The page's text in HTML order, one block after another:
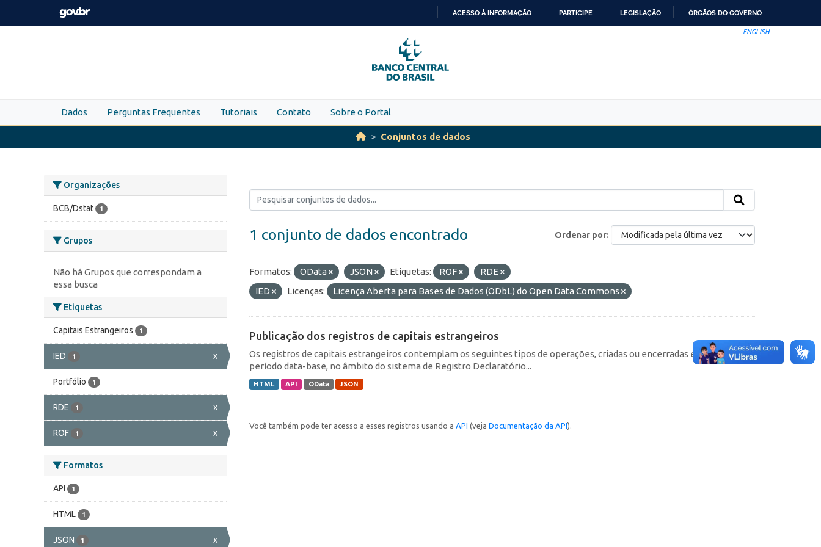
Skip to main content
PARA
O
CONTEÚDO
ACESSO À INFORMAÇÃO PARTICIPE LEGISLAÇÃO ÓRGÃOS DO GOVERNO
ENGLISH
Dados Perguntas Frequentes Tutoriais Contato Sobre o Portal
Conjuntos de dados
Organizações
BCB/Dstat 1
Grupos
Não há Grupos que correspondam a
essa busca
Etiquetas
Capitais Estrangeiros 1
IED 1 x
Portfólio 1
RDE 1 x
ROF 1 x
Formatos
API 1
HTML 1
JSON 1 x
Ordenar por
1 conjunto de dados encontrado
Formatos: OData JSON Etiquetas: ROF
RDE
IED
Licenças: Licença Aberta para Bases de Dados (ODbL) do Open Data Commons
Publicação dos registros de capitais estrangeiros
Os registros de capitais estrangeiros contemplam os seguintes tipos de operações, criadas ou encerradas em cada
período data-base, no âmbito do sistema de Registro Declaratório...
HTML API OData JSON
Você também pode ter acesso a esses registros usando a API (veja Documentação da API).